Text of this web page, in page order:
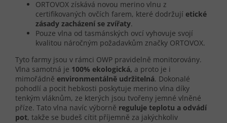
ORTOVOX získává novou merino vlnu z
certifikovaných ovčích farem, které dodržují etické
zásady zacházení se zvířaty.
Pouze vlna od tasmánských ovcí vyhovuje svojí
kvalitou náročným požadavkům značky ORTOVOX.
Tyto farmy jsou v rámci OWP pravidelně monitorovány.
Vlna samotná je 100% ekologická, a proto je i
mimořádně environmentálně udržitelná. Dokonalé
pohodlí a pocit hebkosti poskytuje merino vlna díky
tenkým vláknům, ze kterých jsou tvořeny jemné vlněné
příze. Tato vlna navíc výborně reguluje teplotu a odvádí
pot, takže se budeš cítit příjemně za jakýchkoliv